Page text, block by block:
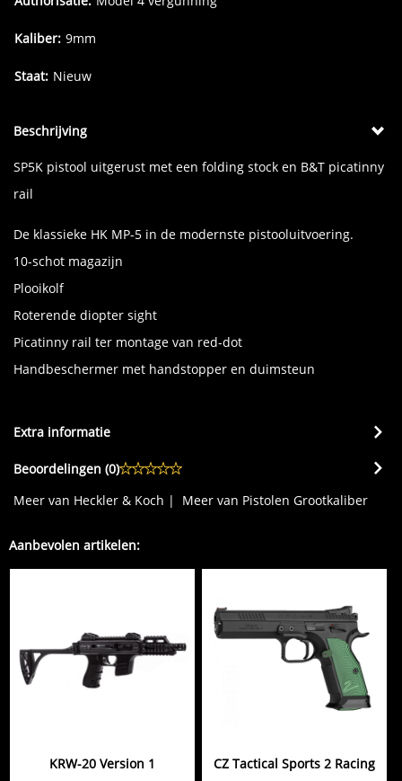
Kaliber: 9mm
Staat: Nieuw
Beschrijving
SP5K pistool uitgerust met een folding stock en B&T picatinny
rail
De klassieke HK MP-5 in de modernste pistooluitvoering.
10-schot magazijn
Plooikolf
Roterende diopter sight
Picatinny rail ter montage van red-dot
Handbeschermer met handstopper en duimsteun
Extra informatie
Beoordelingen (0)
Meer van Heckler & Koch | Meer van Pistolen Grootkaliber
Aanbevolen artikelen:
KRW-20 Version 1
CZ Tactical Sports 2 Racing